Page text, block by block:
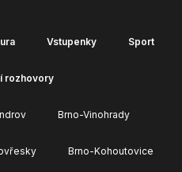
Vstupenky Sport
rozhovory
Brno-Vinohrady
Brno-Kohoutovice